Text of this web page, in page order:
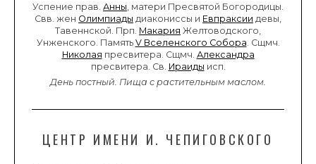
Успение прав. Анны, матери Пресвятой Богородицы.
Свв. жен Олимпиады диакониссы и Евпраксии девы,
Тавеннской. Прп. Макария Желтоводского,
Унженского. Память V Вселенского Собора. Сщмч.
Николая пресвитера. Сщмч. Александра
пресвитера. Св. Ираиды исп.
День постный. Пища с растительным маслом.
ЦЕНТР ИМЕНИ И. ЧЕПИГОВСКОГО